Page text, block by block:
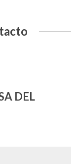
DEL